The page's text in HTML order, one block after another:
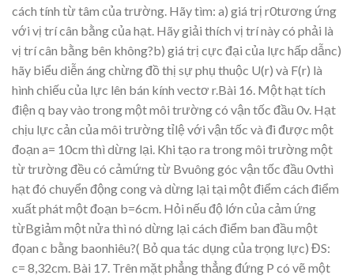
cách tính từtâm của trường. Hãy tìm: a) giá trị r0tương ứng
với vị trí cân bằng của hạt. Hãy giải thích vị trí này có phải là
vị trí cân bằng bên không?b) giá trị cực đại của lực hấp dẫnc)
hãy biểu diễn áng chừng đồthị sựphụ thuộc U(r) và F(r) là
hình chiếu của lực lên bán kính vectơ r.Bài 16. Một hạt tích
điện q bay vào trong một môi trường có vận tốc đầu 0v. Hạt
chịu lực cản của môi trường tỉlệ với vận tốc và đi được một
đoạn a= 10cm thì dừng lại. Khi tạo ra trongmôi trường một
từ trường đều có cảmứngtừ Bvuônggóc vận tốc đầu 0vthì
hạtđó chuyển độngcongvà dừng lại tại mộtđiểm cách điểm
xuấtphát một đoạn b=6cm. Hỏi nếu độ lớn của cảm ứng
từBgiảm mộtnửa thìnó dừng lại cách điểm ban đầu một
đọan c bằng baonhiêu?( Bỏ qua tác dụng của trọng lực) ĐS:
c= 8,32cm. Bài 17. Trên mặtphẳngthẳngđứng P có vẽ một